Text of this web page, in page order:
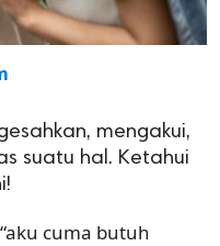
mengakui,
suatu hal. Ketahui
cuma butuh